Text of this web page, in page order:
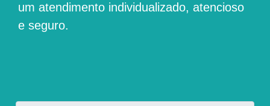
um atendimento individualizado, atencioso
e seguro.